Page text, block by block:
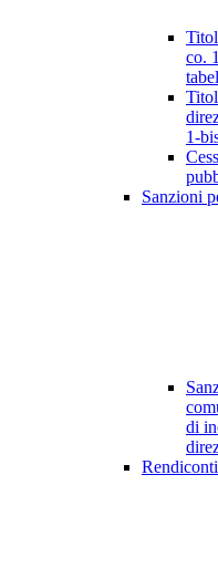
co.
1-
Sanzioni
di